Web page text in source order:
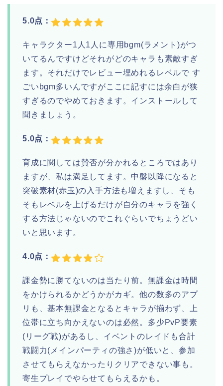
5.0点：
キャラクター1人1人に専用bgm(ラメント)がつ
いてるんですけどそれがどのキャラも素敵すぎ
ます。それだけでレビュー埋めれるレベルで す
ごいbgm多いんですがここに記すには余白が狭
すぎるのでやめておきます。インストールして
聞きましょう。
5.0点：
育成に関しては賛否が分かれるところではあり
ますが、私は満足してます。中盤以降になると
突破素材(赤玉)の入手方法も増えますし、そも
そもレベルを上げるだけが自分のキャラを強く
する方法じゃないのでこれぐらいでちょうどい
いと思います。
4.0点：
課金勢に勝てないのは当たり前。無課金は時間
をかけられるかどうかがカギ。他の数多のアプ
リも、基本無課金となるとキャラが揃わず、上
位帯に立ち向かえないのは必然。多少PvP要素
(リーグ戦)があるし、イベントのレイドも合計
戦闘力(メインパーティの強さ)が低いと、参加
させてもらえなかったりクリアできない事も。
寄生プレイでやらせてもらえるかも。